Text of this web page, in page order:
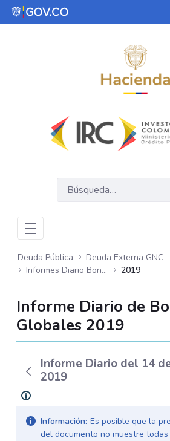
Saltar al contenido principal
Deuda Pública
Deuda Externa GNC
Informes Diario Bonos Globales
2019
Informe Diario de
Globales 2019
Informe Diario del 14
2019
Información: Es posible que la
del documento no muestre